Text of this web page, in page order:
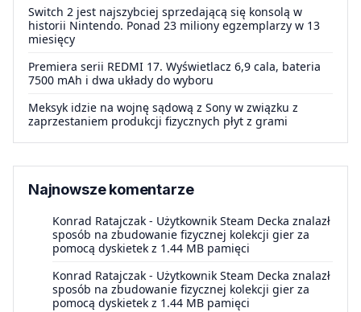
Switch 2 jest najszybciej sprzedającą się konsolą w
historii Nintendo. Ponad 23 miliony egzemplarzy w 13
miesięcy
Premiera serii REDMI 17. Wyświetlacz 6,9 cala, bateria
7500 mAh i dwa układy do wyboru
Meksyk idzie na wojnę sądową z Sony w związku z
zaprzestaniem produkcji fizycznych płyt z grami
Najnowsze komentarze
Konrad Ratajczak - Użytkownik Steam Decka znalazł
sposób na zbudowanie fizycznej kolekcji gier za
pomocą dyskietek z 1.44 MB pamięci
Konrad Ratajczak - Użytkownik Steam Decka znalazł
sposób na zbudowanie fizycznej kolekcji gier za
pomocą dyskietek z 1.44 MB pamięci